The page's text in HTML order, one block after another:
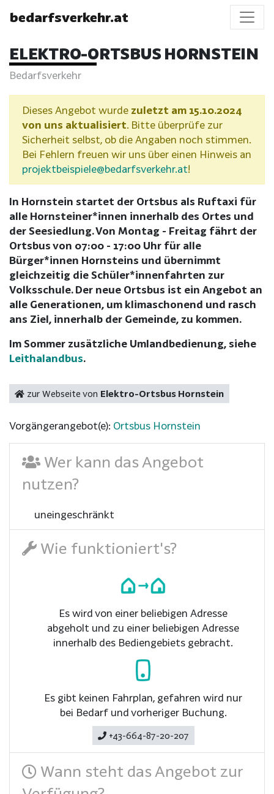
bedarfsverkehr.at
ELEKTRO-ORTSBUS HORNSTEIN
Bedarfsverkehr
Dieses Angebot wurde zuletzt am 15.10.2024
von uns aktualisiert. Bitte überprüfe zur
Sicherheit selbst, ob die Angaben noch stimmen.
Bei Fehlern freuen wir uns über einen Hinweis an
projektbeispiele@bedarfsverkehr.at!
In Hornstein startet der Ortsbus als Ruftaxi für
alle Hornsteiner*innen innerhalb des Ortes und
der Seesiedlung. Von Montag - Freitag fährt der
Ortsbus von 07:00 - 17:00 Uhr für alle
Bürger*innen Hornsteins und übernimmt
gleichzeitig die Schüler*innenfahrten zur
Volksschule. Der neue Ortsbus ist ein Angebot an
alle Generationen, um klimaschonend und rasch
ans Ziel, innerhalb der Gemeinde, zu kommen.
Im Sommer zusätzliche Umlandbedienung, siehe
Leithalandbus.
zur Webseite von Elektro-Ortsbus Hornstein
Vorgängerangebot(e): Ortsbus Hornstein
Wer kann das Angebot
nutzen?
uneingeschränkt
Wie funktioniert's?
Es wird von einer beliebigen Adresse
abgeholt und zu einer beliebigen Adresse
innerhalb des Bediengebiets gebracht.
Es gibt keinen Fahrplan, gefahren wird nur
bei Bedarf und vorheriger Buchung.
+43-664-87-20-207
Wann steht das Angebot zur